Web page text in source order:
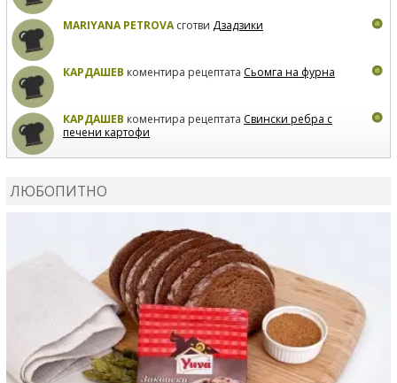
MARIYANA PETROVAсготви Дзадзики
КАРДАШЕВ коментира рецептата Сьомга на фурна
КАРДАШЕВ коментира рецептата Свински ребра с
печени картофи
ЛЮБОПИТНО